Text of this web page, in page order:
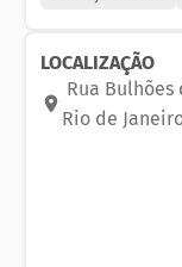
Leblon, Zona
LOCALIZAÇÃO
Rua Bulhões
Rio de